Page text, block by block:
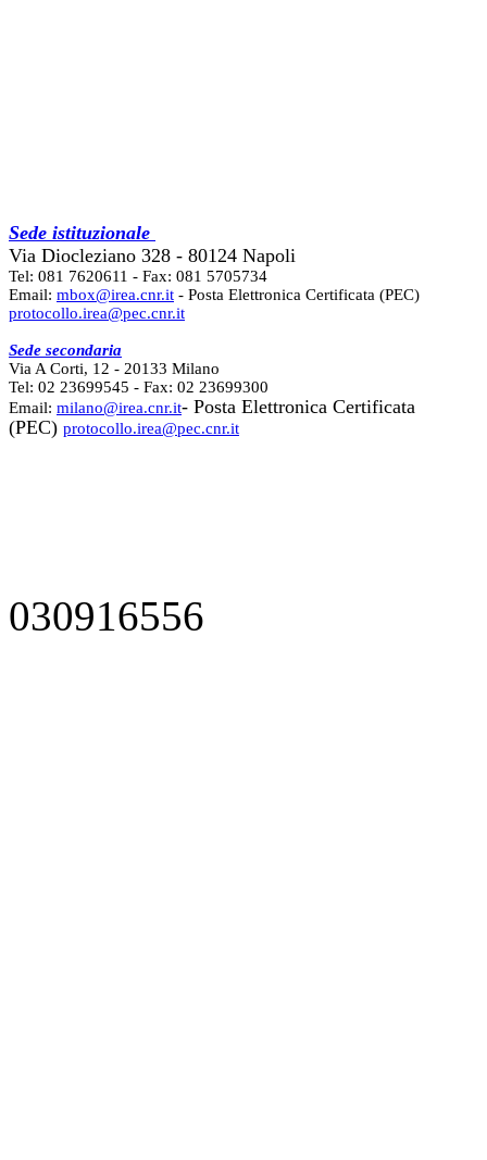
Sede istituzionale
Via Diocleziano 328 - 80124 Napoli
Tel: 081 7620611 - Fax: 081 5705734
Email: mbox@irea.cnr.it - Posta Elettronica Certificata (PEC)
protocollo.irea@pec.cnr.it
Sede secondaria
Via A Corti, 12 - 20133 Milano
Tel: 02 23699545 - Fax: 02 23699300
Email: milano@irea.cnr.it- Posta Elettronica Certificata
(PEC) protocollo.irea@pec.cnr.it
030916556